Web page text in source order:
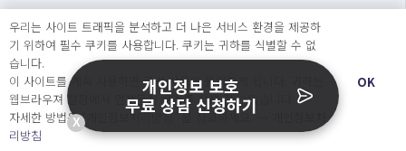
○ 개인정보보호 컴플라이언스를 선도하겠습니다.
○ 정보주체의 권리를 보장하겠습니다.
○ 기업의 개인정보보호를 위한 효율적 관리를 보장하겠습니다.
Copyright Ⓒ
우리는 사이트 트래픽을 분석하고 더 나은 서비스 환경을 제공하
기 위하여 필수 쿠키를 사용합니다. 쿠키는 귀하를 식별할 수 없
습니다.
이 사이트를 계속 사용하면 쿠키 사용에 동의하게 됩니다. 귀하는
웹브라우져 설정에서 언제든지 쿠키를 삭제 할 수있습니다.
자세한 방법은 “개인정보처리방침” 을 참고하세요. →
리방침
OK
X
개인정보 보호
무료 상담 신청하기